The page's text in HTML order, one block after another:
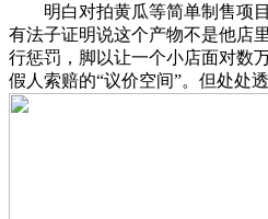
明白对拍黄瓜等简单制售项目
有法子证明说这个产物不是他店
行惩罚，脚以让一个小店面对
假人索赔的“议价空间”。但处处